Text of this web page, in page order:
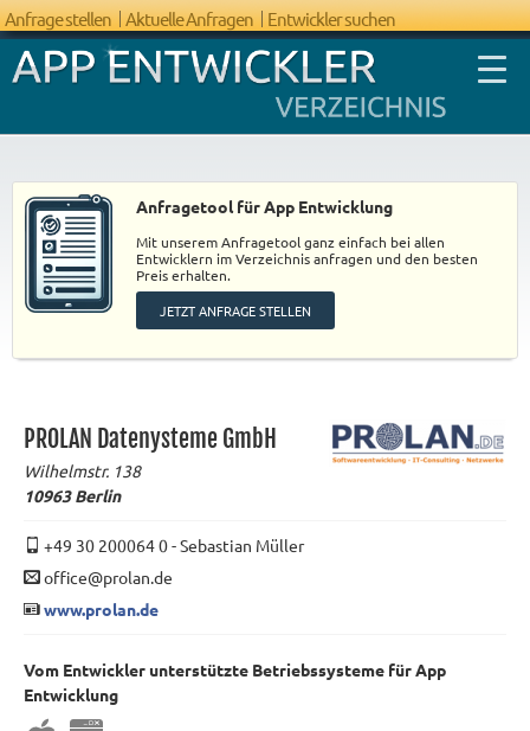
Anfrage stellen Aktuelle Anfragen Entwickler suchen
Anfragetool für App Entwicklung
Mit unserem Anfragetool ganz einfach bei allen
Entwicklern im Verzeichnis anfragen und den besten
Preis erhalten.
JETZT ANFRAGE STELLEN
PROLAN Datenysteme GmbH
Wilhelmstr. 138
10963Berlin
+49 30 200064 0-Sebastian Müller
office@prolan.de
www.prolan.de
Vom Entwickler unterstützte Betriebssysteme für App
Entwicklung